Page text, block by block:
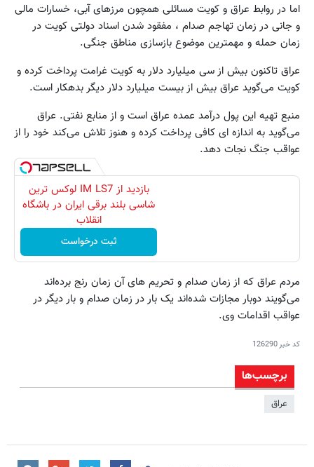
اما در روابط عراق و کویت مسائلی همچون مرزهای آبی، خسارات مالی
و جانی در زمان تهاجم صدام ، مفقود شدن اسناد دولتی کویت در
زمان حمله و مهمترین موضوع بازسازی مناطق جنگی.
عراق تاکنون بیش از سی میلیارد دلار به کویت غرامت پرداخت کرده و
کویت می‌گوید عراق بیش از بیست میلیارد دلار دیگر بدهکار است.
منبع تهیه این پول درآمد عمده عراق است و از منابع نفتی. عراق
می‌گوید به اندازه ای کافی پرداخت کرده و هنوز تلاش می‌کند خود را از
عواقب جنگ نجات دهد.
بازدید از IM LS7 لوکس ترین
شاسی بلند برقی ایران در باشگاه
انقلاب
ثبت درخواست
مردم عراق که از زمان صدام و تحریم های آن زمان رنج برده‌اند
می‌گویند دوبار مجازات شده‌اند یک بار در زمان صدام و بار دیگر در
عواقب اقدامات وی.
کد خبر126290
برچسب‌ها
عراق